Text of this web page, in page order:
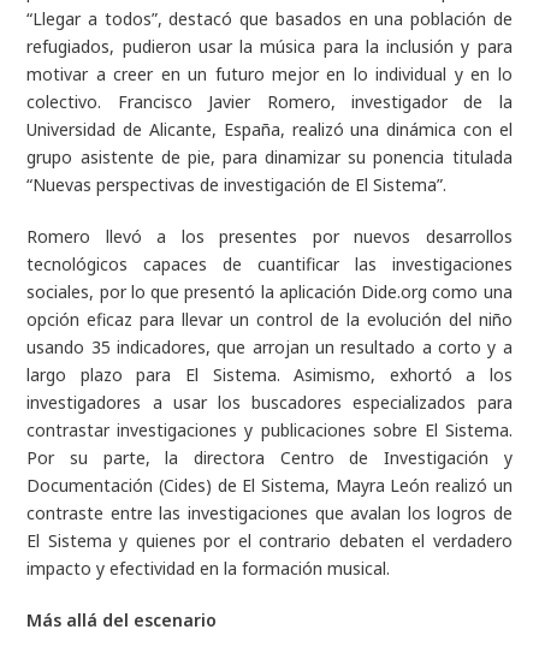
“Llegar a todos”, destacó que basados en una población de
refugiados, pudieron usar la música para la inclusión y para
motivar a creer en un futuro mejor en lo individual y en lo
colectivo. Francisco Javier Romero, investigador de la
Universidad de Alicante, España, realizó una dinámica con el
grupo asistente de pie, para dinamizar su ponencia titulada
“Nuevas perspectivas de investigación de El Sistema”.
Romero llevó a los presentes por nuevos desarrollos
tecnológicos capaces de cuantificar las investigaciones
sociales, por lo que presentó la aplicación Dide.org como una
opción eficaz para llevar un control de la evolución del niño
usando 35 indicadores, que arrojan un resultado a corto y a
largo plazo para El Sistema. Asimismo, exhortó a los
investigadores a usar los buscadores especializados para
contrastar investigaciones y publicaciones sobre El Sistema.
Por su parte, la directora Centro de Investigación y
Documentación (Cides) de El Sistema, Mayra León realizó un
contraste entre las investigaciones que avalan los logros de
El Sistema y quienes por el contrario debaten el verdadero
impacto y efectividad en la formación musical.
Más allá del escenario